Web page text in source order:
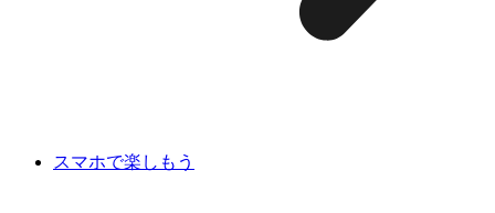
スマホで楽しもう